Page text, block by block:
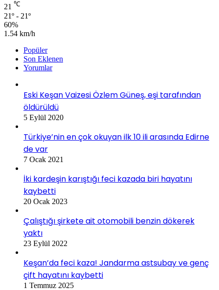
21 ℃
21º - 21º
60%
1.54 km/h
Popüler
Son Eklenen
Yorumlar
Eski Keşan Vaizesi Özlem Güneş, eşi tarafından
öldürüldü
5 Eylül 2020
Türkiye’nin en çok okuyan ilk 10 ili arasında Edirne
de var
7 Ocak 2021
İki kardeşin karıştığı feci kazada biri hayatını
kaybetti
20 Ocak 2023
Çalıştığı şirkete ait otomobili benzin dökerek
yaktı
23 Eylül 2022
Keşan’da feci kaza! Jandarma astsubay ve genç
çift hayatını kaybetti
1 Temmuz 2025